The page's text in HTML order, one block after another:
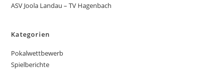
ASV Joola Landau – TV Hagenbach
Kategorien
Pokalwettbewerb
Spielberichte